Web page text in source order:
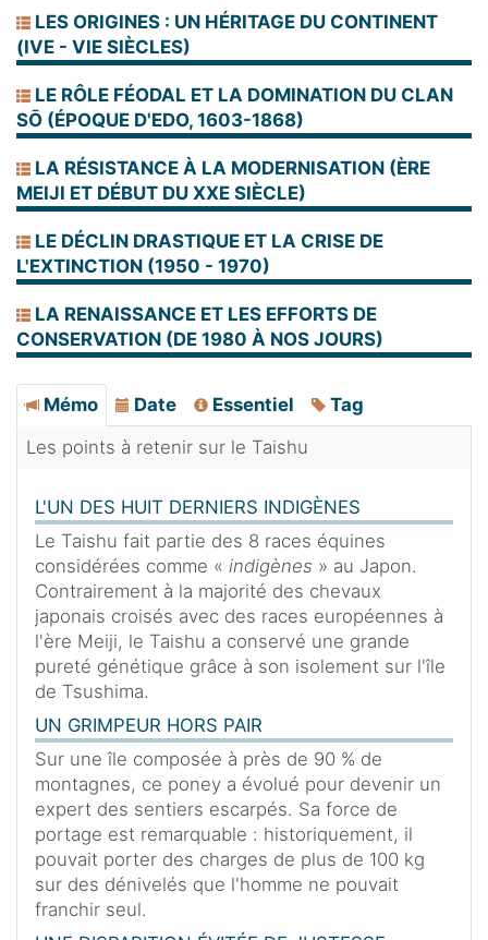
LES ORIGINES : UN HÉRITAGE DU CONTINENT
(IVE - VIE SIÈCLES)
LE RÔLE FÉODAL ET LA DOMINATION DU CLAN
SŌ (ÉPOQUE D'EDO, 1603-1868)
LA RÉSISTANCE À LA MODERNISATION (ÈRE
MEIJI ET DÉBUT DU XXE SIÈCLE)
LE DÉCLIN DRASTIQUE ET LA CRISE DE
L'EXTINCTION (1950 - 1970)
LA RENAISSANCE ET LES EFFORTS DE
CONSERVATION (DE 1980 À NOS JOURS)
Mémo Date Essentiel
Tag
Les points à retenir sur le Taishu
L'UN DES HUIT DERNIERS INDIGÈNES
Le Taishu fait partie des 8 races équines
considérées comme « indigènes » au Japon.
Contrairement à la majorité des chevaux
japonais croisés avec des races européennes à
l'ère Meiji, le Taishu a conservé une grande
pureté génétique grâce à son isolement sur l'île
de Tsushima.
UN GRIMPEUR HORS PAIR
Sur une île composée à près de 90 % de
montagnes, ce poney a évolué pour devenir un
expert des sentiers escarpés. Sa force de
portage est remarquable : historiquement, il
pouvait porter des charges de plus de 100 kg
sur des dénivelés que l'homme ne pouvait
franchir seul.